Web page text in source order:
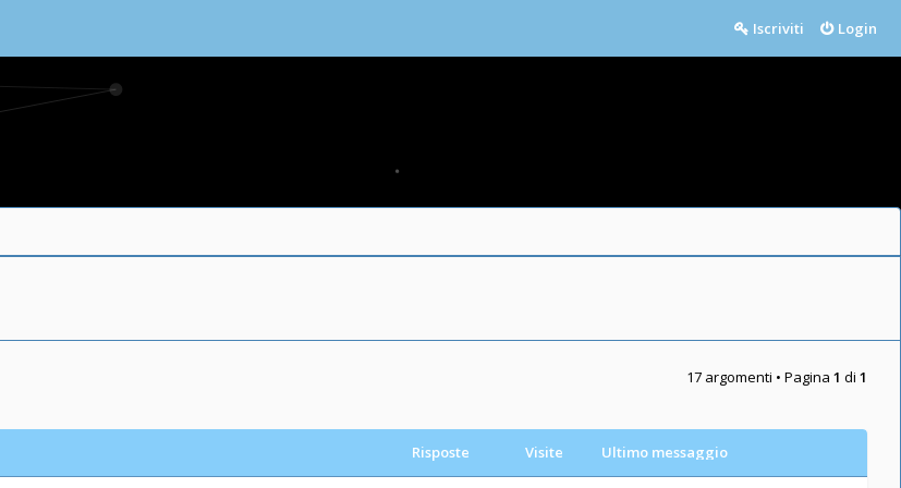
Login
Iscriviti
17 argomenti • Pagina 1 di 1
Risposte Visite Ultimo messaggio